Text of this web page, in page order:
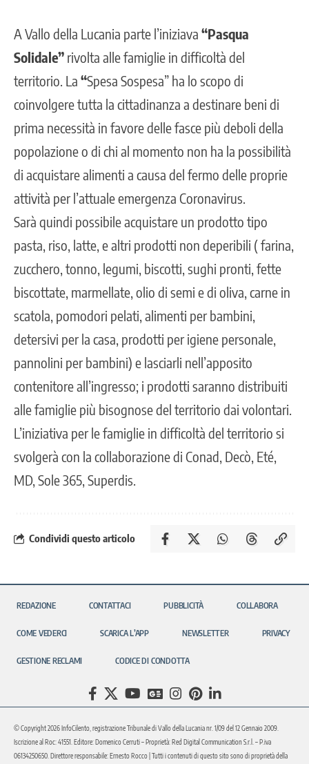
A Vallo della Lucania parte l’iniziava “Pasqua
Solidale” rivolta alle famiglie in difficoltà del
territorio. La “Spesa Sospesa” ha lo scopo di
coinvolgere tutta la cittadinanza a destinare beni di
prima necessità in favore delle fasce più deboli della
popolazione o di chi al momento non ha la possibilità
di acquistare alimenti a causa del fermo delle proprie
attività per l’attuale emergenza Coronavirus.
Sarà quindi possibile acquistare un prodotto tipo
pasta, riso, latte, e altri prodotti non deperibili ( farina,
zucchero, tonno, legumi, biscotti, sughi pronti, fette
biscottate, marmellate, olio di semi e di oliva, carne in
scatola, pomodori pelati, alimenti per bambini,
detersivi per la casa, prodotti per igiene personale,
pannolini per bambini) e lasciarli nell’apposito
contenitore all’ingresso; i prodotti saranno distribuiti
alle famiglie più bisognose del territorio dai volontari.
L’iniziativa per le famiglie in difficoltà del territorio si
svolgerà con la collaborazione di Conad, Decò, Eté,
MD, Sole 365, Superdis.
Condividi questo articolo
REDAZIONE CONTATTACI PUBBLICITÀ COLLABORA
COME VEDERCI SCARICA L’APP NEWSLETTER PRIVACY
GESTIONE RECLAMI CODICE DI CONDOTTA
© Copyright 2026 InfoCilento, registrazione Tribunale di Vallo della Lucania nr. 1/09 del 12 Gennaio 2009.
Iscrizione al Roc: 41551. Editore: Domenico Cerruti – Proprietà: Red Digital Communication S.r.l. – P.iva
06134250650. Direttore responsabile: Ernesto Rocco | Tutti i contenuti di questo sito sono di proprietà della